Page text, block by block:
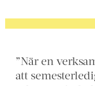
”När en
att